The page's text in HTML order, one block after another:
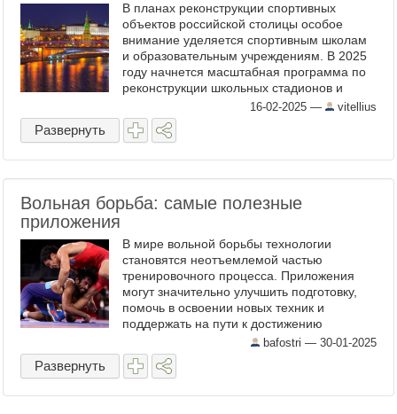
В планах реконструкции спортивных
объектов российской столицы особое
внимание уделяется спортивным школам
и образовательным учреждениям. В 2025
году начнется масштабная программа по
реконструкции школьных стадионов и
спортзалов. Многие из этих объектов не
обновлялись с момента их ...
16-02-2025 — vitellius
Развернуть
Вольная борьба: самые полезные
приложения
В мире вольной борьбы технологии
становятся неотъемлемой частью
тренировочного процесса. Приложения
могут значительно улучшить подготовку,
помочь в освоении новых техник и
поддержать на пути к достижению
спортивных целей. Они предоставляют
инструменты для анализа, обучения и
общения, ...
bafostri — 30-01-2025
Развернуть